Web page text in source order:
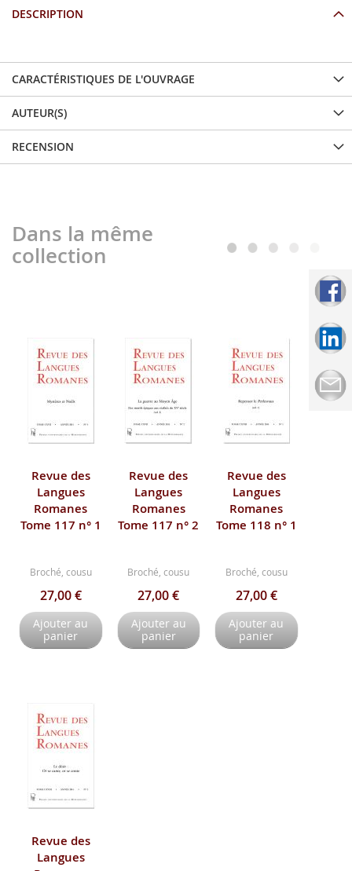
DESCRIPTION
CARACTÉRISTIQUES DE L'OUVRAGE
AUTEUR(S)
RECENSION
Dans la même
collection
Revue des
Langues
Romanes
Tome 117 n° 1
Broché, cousu
27,00 €
Ajouter au
panier
Revue des
Langues
Romanes
Tome 117 n° 2
Broché, cousu
27,00 €
Ajouter au
panier
Revue des
Langues
Romanes
Tome 118 n° 1
Broché, cousu
27,00 €
Ajouter au
panier
Revue des
Langues